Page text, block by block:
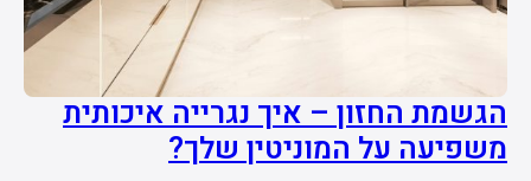
הגשמת החזון – איך נגרייה איכותית
משפיעה על המוניטין שלך?